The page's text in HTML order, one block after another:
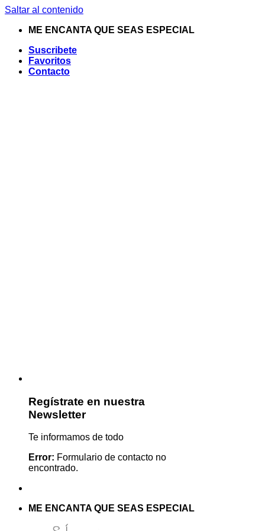
Saltar al contenido
ME ENCANTA QUE SEAS ESPECIAL
Suscribete
Favoritos
Contacto
Regístrate en nuestra
Newsletter
Te informamos de todo
Error: Formulario de contacto no
encontrado.
ME ENCANTA QUE SEAS ESPECIAL